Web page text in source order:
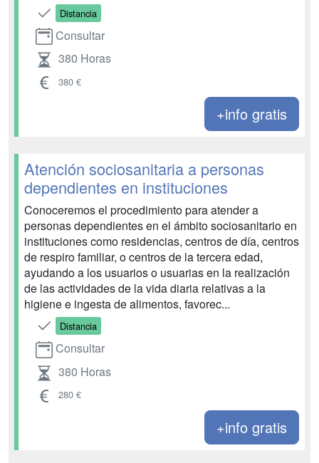
Distancia
Consultar
380 Horas
380 €
+info gratis
Atención sociosanitaria a personas
dependientes en instituciones
Conoceremos el procedimiento para atender a
personas dependientes en el ámbito sociosanitario en
instituciones como residencias, centros de día, centros
de respiro familiar, o centros de la tercera edad,
ayudando a los usuarios o usuarias en la realización
de las actividades de la vida diaria relativas a la
higiene e ingesta de alimentos, favorec...
Distancia
Consultar
380 Horas
280 €
+info gratis